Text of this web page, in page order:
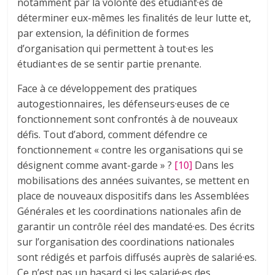
déterminer eux-mêmes les finalités de leur lutte et,
par extension, la définition de formes
d’organisation qui permettent à tout·es les
étudiant·es de se sentir partie prenante.
Face à ce développement des pratiques
autogestionnaires, les défenseurs·euses de ce
fonctionnement sont confrontés à de nouveaux
défis. Tout d’abord, comment défendre ce
fonctionnement « contre les organisations qui se
désignent comme avant-garde » ? [10] Dans les
mobilisations des années suivantes, se mettent en
place de nouveaux dispositifs dans les Assemblées
Générales et les coordinations nationales afin de
garantir un contrôle réel des mandaté·es. Des écrits
sur l’organisation des coordinations nationales
sont rédigés et parfois diffusés auprès de salarié·es.